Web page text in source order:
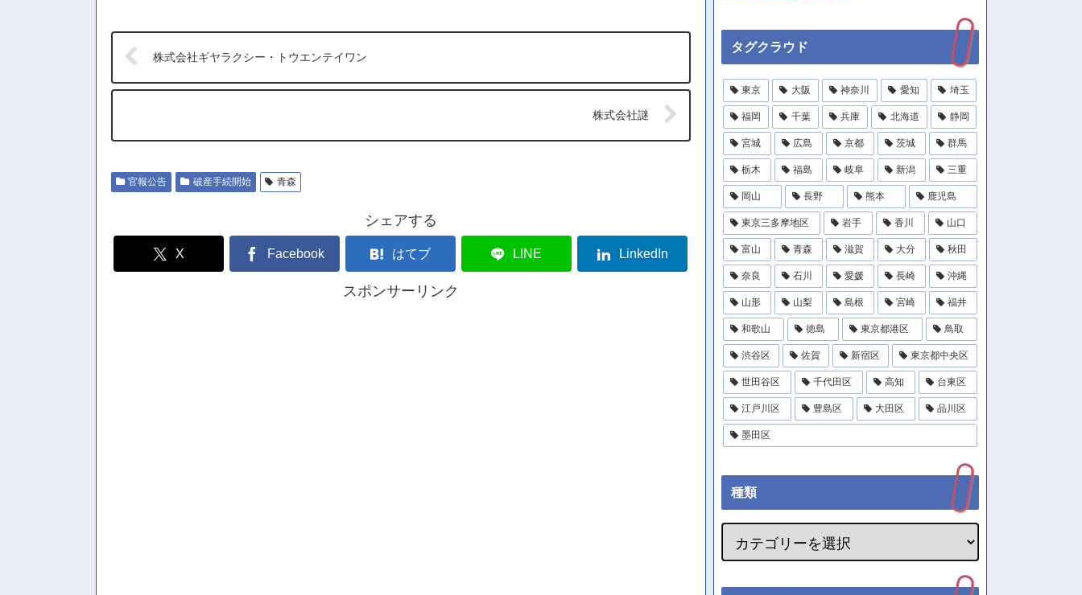
株式会社ギヤラクシー・トウエンテイワン
株式会社謎
官報公告 破産手続開始 青森
シェアする
X Facebook はてブ LINE LinkedIn
スポンサーリンク
タグクラウド
東京 大阪 神奈川 愛知 埼玉
福岡 千葉 兵庫 北海道 静岡
宮城 広島 京都 茨城 群馬
栃木 福島 岐阜 新潟 三重
岡山 長野 熊本 鹿児島
東京三多摩地区 岩手 香川 山口
富山 青森 滋賀 大分 秋田
奈良 石川 愛媛 長崎 沖縄
山形 山梨 島根 宮崎 福井
和歌山 徳島 東京都港区 鳥取
渋谷区 佐賀 新宿区 東京都中央区
世田谷区 千代田区 高知 台東区
江戸川区 豊島区 大田区 品川区
墨田区
種類